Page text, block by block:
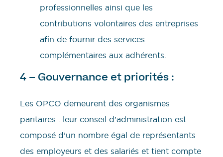
professionnelles ainsi que les
contributions volontaires des entreprises
afin de fournir des services
complémentaires aux adhérents.
4 – Gouvernance et priorités :
Les OPCO demeurent des organismes
paritaires : leur conseil d’administration est
composé d’un nombre égal de représentants
des employeurs et des salariés et tient compte